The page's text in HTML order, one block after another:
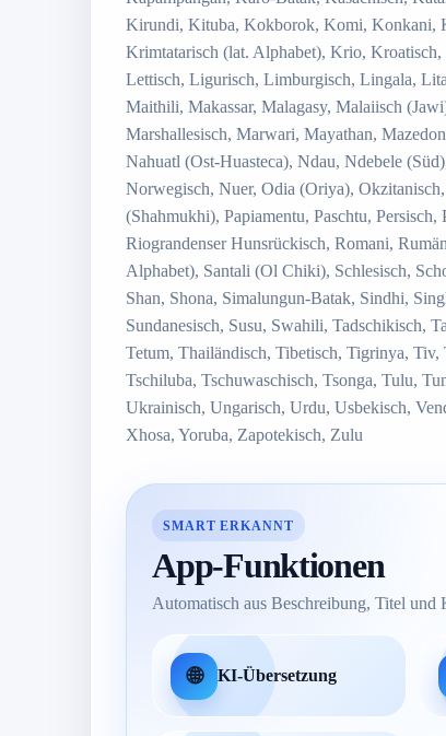
Kirundi, Kituba, Kokborok, Komi, Konkani,
Krimtatarisch (lat. Alphabet), Krio,
Lettisch, Ligurisch, Limburgisch, Lingala,
Maithili, Makassar, Malagasy, Malaiisch
Marshallesisch, Marwari, Mayathan,
Nahuatl (Ost-Huasteca), Ndau, Ndebele
Norwegisch, Nuer, Odia (Oriya),
(Shahmukhi), Papiamentu, Paschtu,
Riograndenser Hunsrückisch, Romani,
Alphabet), Santali (Ol Chiki), Schlesisch,
Shan, Shona, Simalungun-Batak, Sindhi,
Sundanesisch, Susu, Swahili, Tadschikisch,
Tetum, Thailändisch, Tibetisch, Tigrinya, Tiv,
Tschiluba, Tschuwaschisch, Tsonga, Tulu,
Ukrainisch, Ungarisch, Urdu, Usbekisch,
Xhosa, Yoruba, Zapotekisch, Zulu
SMART ERKANNT
App-Funktionen
Automatisch aus Beschreibung, Titel und
🌐 KI-Übersetzung